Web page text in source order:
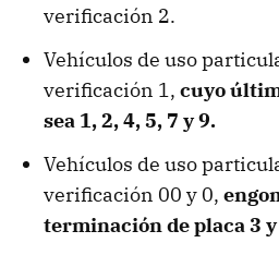
verificación 2.
Vehículos de uso
verificación 1, cuyo
sea 1, 2, 4, 5, 7 y 9.
Vehículos de uso
verificación 00 y 0,
terminación de placa 3